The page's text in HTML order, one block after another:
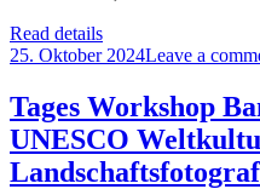
Read details
25. Oktober 2024Leave a
Tages Workshop
UNESCO